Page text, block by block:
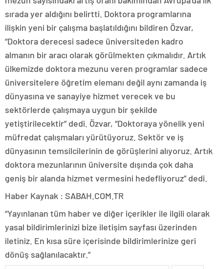
sırada yer aldığını belirtti. Doktora programlarına
ilişkin yeni bir çalışma başlatıldığını bildiren Özvar,
“Doktora derecesi sadece üniversiteden kadro
almanın bir aracı olarak görülmekten çıkmalıdır. Artık
ülkemizde doktora mezunu veren programlar sadece
üniversitelere öğretim elemanı değil aynı zamanda iş
dünyasına ve sanayiye hizmet verecek ve bu
sektörlerde çalışmaya uygun bir şekilde
yetiştirilecektir” dedi. Özvar, “Doktoraya yönelik yeni
müfredat çalışmaları yürütüyoruz. Sektör ve iş
dünyasının temsilcilerinin de görüşlerini alıyoruz. Artık
doktora mezunlarının üniversite dışında çok daha
geniş bir alanda hizmet vermesini hedefliyoruz” dedi.
Haber Kaynak : SABAH.COM.TR
“Yayınlanan tüm haber ve diğer içerikler ile ilgili olarak
yasal bildirimlerinizi bize iletişim sayfası üzerinden
iletiniz. En kısa süre içerisinde bildirimlerinize geri
dönüş sağlanılacaktır.”